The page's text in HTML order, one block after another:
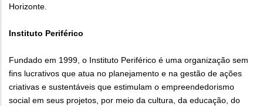
Horizonte.
Instituto Periférico
Fundado em 1999, o Instituto Periférico é uma organização sem
fins lucrativos que atua no planejamento e na gestão de ações
criativas e sustentáveis que estimulam o empreendedorismo
social em seus projetos, por meio da cultura, da educação, do